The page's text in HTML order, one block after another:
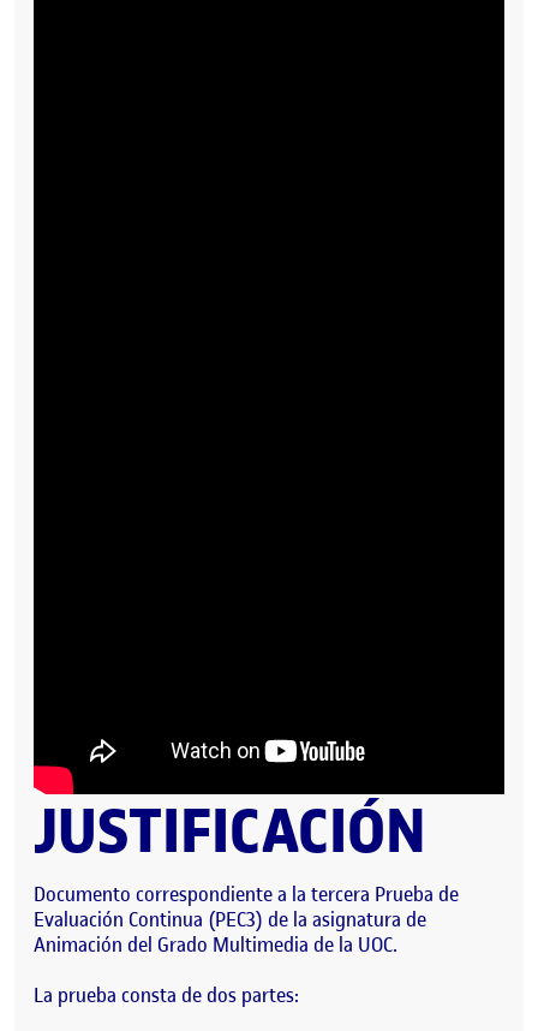
JUSTIFICACIÓN
Documento correspondiente a la tercera Prueba de
Evaluación Continua (PEC3) de la asignatura de
Animación del Grado Multimedia de la UOC.
La prueba consta de dos partes: